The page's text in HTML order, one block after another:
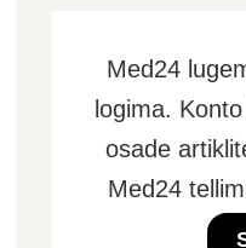
Med24
logima.
osade
Med24